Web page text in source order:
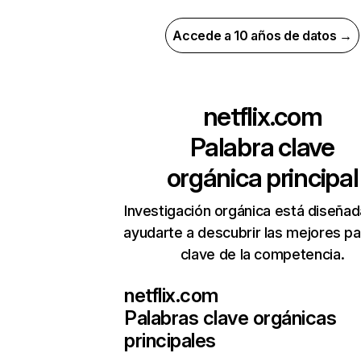
Accede a 10 años de datos →
netflix.com
Palabra clave
orgánica principal
Investigación orgánica está
ayudarte a descubrir las mejores
clave de la competencia.
netflix.com
Palabras clave orgánicas
principales